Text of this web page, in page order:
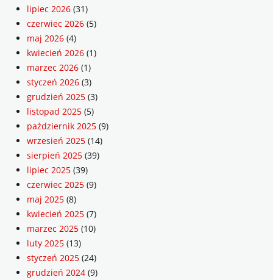
lipiec 2026 (31)
czerwiec 2026 (5)
maj 2026 (4)
kwiecień 2026 (1)
marzec 2026 (1)
styczeń 2026 (3)
grudzień 2025 (3)
listopad 2025 (5)
październik 2025 (9)
wrzesień 2025 (14)
sierpień 2025 (39)
lipiec 2025 (39)
czerwiec 2025 (9)
maj 2025 (8)
kwiecień 2025 (7)
marzec 2025 (10)
luty 2025 (13)
styczeń 2025 (24)
grudzień 2024 (9)